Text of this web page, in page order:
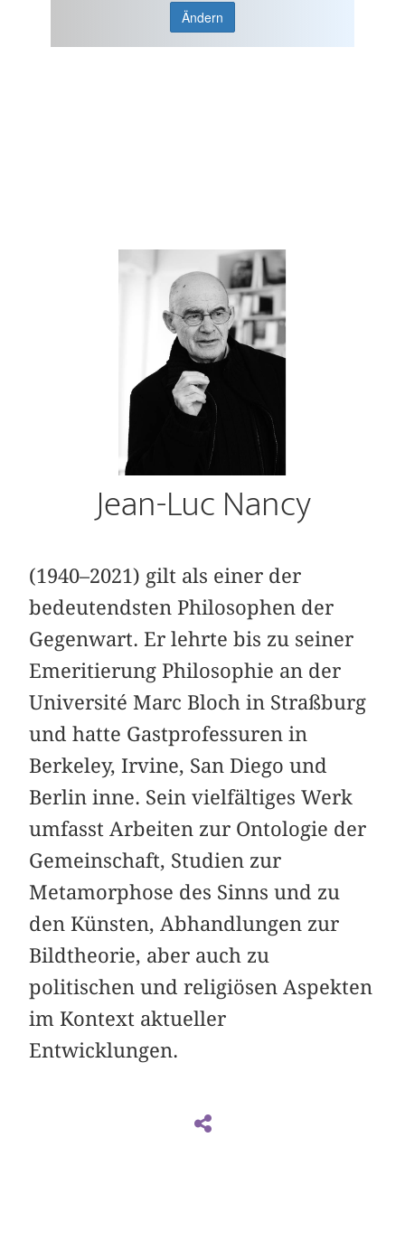
Ändern
Jean-Luc Nancy
(1940–2021) gilt als einer der
bedeutendsten Philosophen der
Gegenwart. Er lehrte bis zu seiner
Emeritierung Philosophie an der
Université Marc Bloch in Straßburg
und hatte Gastprofessuren in
Berkeley, Irvine, San Diego und
Berlin inne. Sein vielfältiges Werk
umfasst Arbeiten zur Ontologie der
Gemeinschaft, Studien zur
Metamorphose des Sinns und zu
den Künsten, Abhandlungen zur
Bildtheorie, aber auch zu
politischen und religiösen Aspekten
im Kontext aktueller
Entwicklungen.